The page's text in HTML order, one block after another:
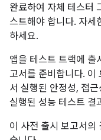
완료하여 자체 테스터
스트해야 합니다. 자세
하세요.
앱을 테스트 트랙에
고서를 준비합니다. 이
서 실행된 안정성, 접
실행된 성능 테스트 결
이 사전 출시 보고서의